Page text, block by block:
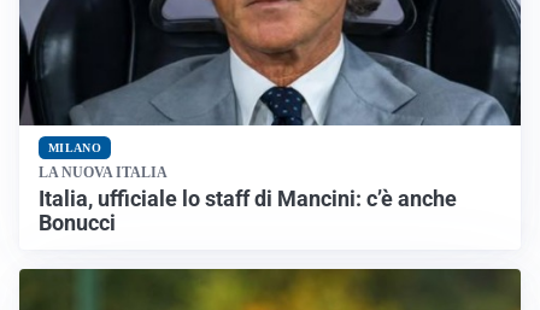
MILANO
LA NUOVA ITALIA
Italia, ufficiale lo staff di Mancini: c’è anche
Bonucci